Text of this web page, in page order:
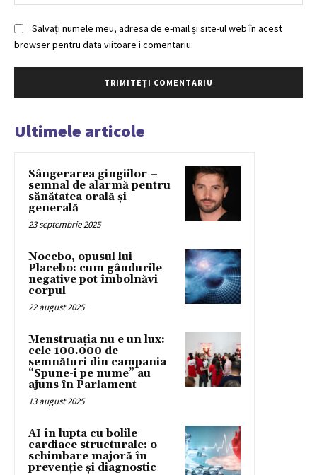
Salvați numele meu, adresa de e-mail și site-ul web în acest
browser pentru data viitoare i comentariu.
Ultimele articole
Sângerarea gingiilor –
semnal de alarmă pentru
sănătatea orală și
generală
23 septembrie 2025
Nocebo, opusul lui
Placebo: cum gândurile
negative pot îmbolnăvi
corpul
22 august 2025
Menstruația nu e un lux:
cele 100.000 de
semnături din campania
“Spune-i pe nume” au
ajuns în Parlament
13 august 2025
AI în lupta cu bolile
cardiace structurale: o
schimbare majoră în
prevenție și diagnostic